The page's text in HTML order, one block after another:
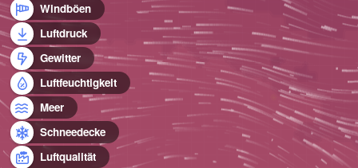
Windböen
Luftdruck
Gewitter
Luftfeuchtigkeit
Meer
Schneedecke
Luftqualität